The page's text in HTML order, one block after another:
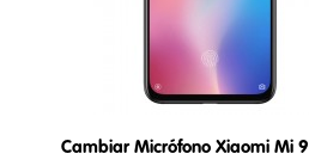
Cambiar Micrófono Xiaomi Mi 9